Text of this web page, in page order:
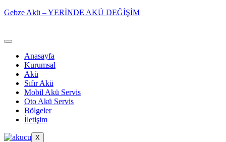
Gebze Akü – YERİNDE AKÜ DEĞİŞİM
Anasayfa
Kurumsal
Akü
Sıfır Akü
Mobil Akü Servis
Oto Akü Servis
Bölgeler
İletişim
X